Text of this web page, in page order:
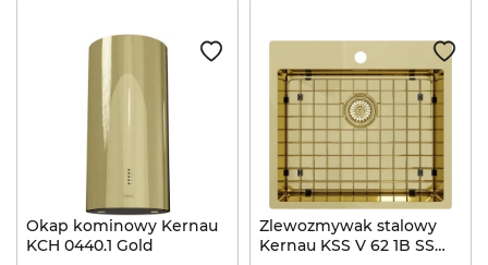
Okap kominowy Kernau
KCH 0440.1 Gold
Zlewozmywak stalowy
Kernau KSS V 62 1B SS